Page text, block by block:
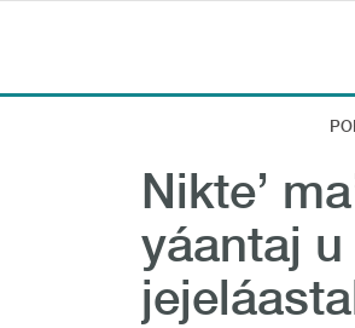
Nikte’
yáantaj u